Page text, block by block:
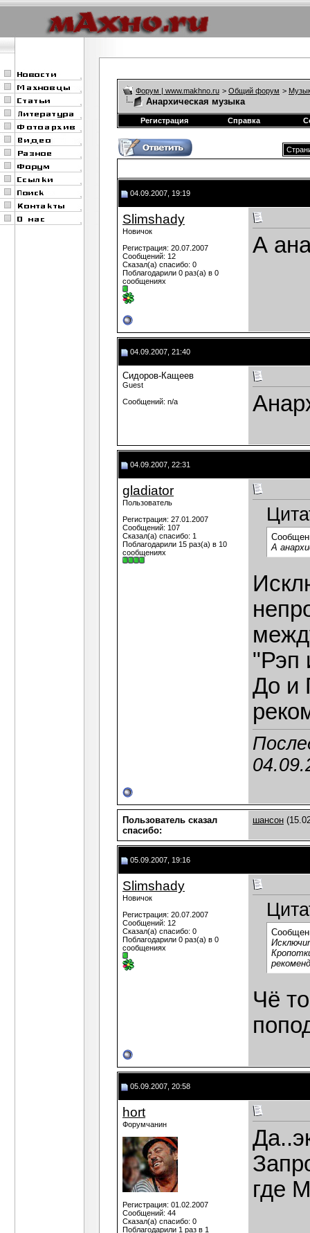
Форум | www.makhno.ru > Общий форум >
Анархическая музыка
Регистрация Справка
04.09.2007, 19:19
Slimshady
Новичок
Регистрация: 20.07.2007
Сообщений: 12
Сказал(а) спасибо: 0
Поблагодарили 0 раз(а) в 0
сообщениях
А
04.09.2007, 21:40
Сидоров-Кащеев
Guest
Сообщений: n/a
04.09.2007, 22:31
gladiator
Пользователь
Регистрация: 27.01.2007
Сообщений: 107
Сказал(а) спасибо: 1
Поблагодарили 15 раз(а) в 10
сообщениях
А
"Рэп
До и
Пользователь сказал
cпасибо:
шансон
05.09.2007, 19:16
Slimshady
Новичок
Регистрация: 20.07.2007
Сообщений: 12
Сказал(а) спасибо: 0
Поблагодарили 0 раз(а) в 0
сообщениях
Чё
05.09.2007, 20:58
hort
Форумчанин
Регистрация: 01.02.2007
Сообщений: 44
Сказал(а) спасибо: 0
Поблагодарили 1 раз в 1
где